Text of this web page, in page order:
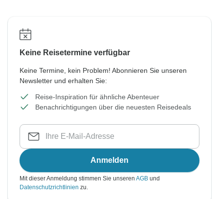
Keine Reisetermine verfügbar
Keine Termine, kein Problem! Abonnieren Sie unseren
Newsletter und erhalten Sie:
Reise-Inspiration für ähnliche Abenteuer
Benachrichtigungen über die neuesten Reisedeals
Anmelden
Mit dieser Anmeldung stimmen Sie unseren AGB und
Datenschutzrichtlinien zu.